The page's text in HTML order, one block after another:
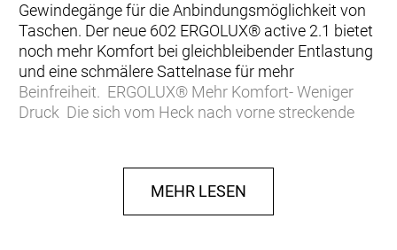
Gewindegänge für die Anbindungsmöglichkeit von
Taschen. Der neue 602 ERGOLUX® active 2.1 bietet
noch mehr Komfort bei gleichbleibender Entlastung
und eine schmälere Sattelnase für mehr
Beinfreiheit. ERGOLUX® Mehr Komfort- Weniger
Druck Die sich vom Heck nach vorne streckende
bauchigen Sitzbeinästen. Die vergrößerte, weniger
punktuelle Auflagefläche, sorgt für eine
bestmögliche Druckverteilung. Die erste Stufe
MEHR LESEN